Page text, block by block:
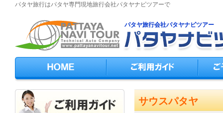
パタヤ旅行はパタヤ専門現地旅行会社パタヤナビツアーで
パタヤ旅行会社パタヤナビツアー
サウスパタヤ